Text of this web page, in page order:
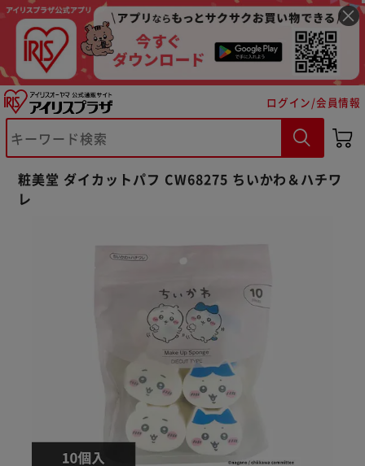
ログイン/会員情報
粧美堂 ダイカットパフ CW68275 ちいかわ＆ハチワ
レ
※ご確認ください